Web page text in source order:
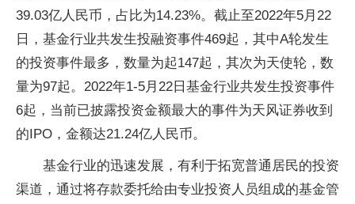
39.03亿人民币，占比为14.23%。截止至2022年5月22
日，基金行业共发生投融资事件469起，其中A轮发生
的投资事件最多，数量为起147起，其次为天使轮，数
量为97起。2022年1-5月22日基金行业共发生投资事件
6起，当前已披露投资金额最大的事件为天风证券收到
的IPO，金额达21.24亿人民币。
基金行业的迅速发展，有利于拓宽普通居民的投资
渠道，通过将存款委托给由专业投资人员组成的基金管